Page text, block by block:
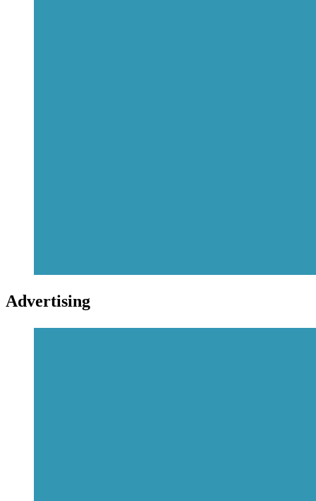
Advertising